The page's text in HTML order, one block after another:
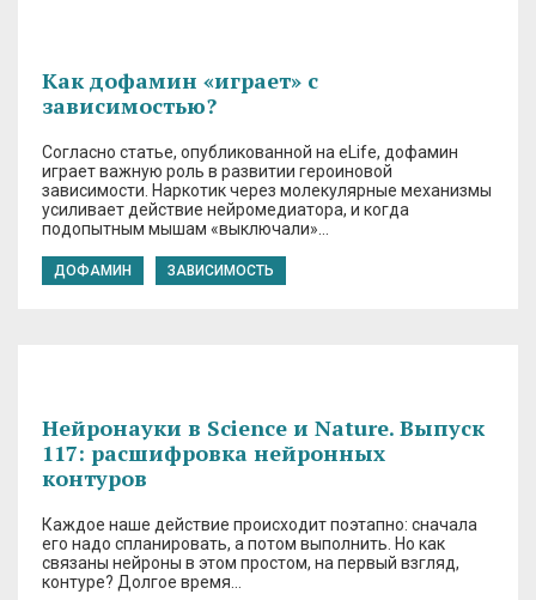
Как дофамин «играет» с
зависимостью?
Согласно статье, опубликованной на eLife, дофамин
играет важную роль в развитии героиновой
зависимости. Наркотик через молекулярные механизмы
усиливает действие нейромедиатора, и когда
подопытным мышам «выключали»…
ДОФАМИН ЗАВИСИМОСТЬ
Нейронауки в Science и Nature. Выпуск
117: расшифровка нейронных
контуров
Каждое наше действие происходит поэтапно: сначала
его надо спланировать, а потом выполнить. Но как
связаны нейроны в этом простом, на первый взгляд,
контуре? Долгое время…